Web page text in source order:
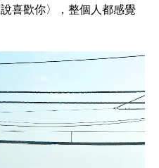
喜歡你〉，整個人都感覺